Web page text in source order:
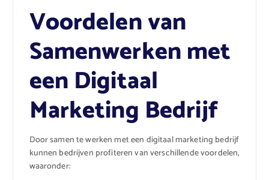
Voordelen van
Samenwerken met
een Digitaal
Marketing Bedrijf
Door samen te werken met een digitaal marketing bedrijf
kunnen bedrijven profiteren van verschillende voordelen,
waaronder: